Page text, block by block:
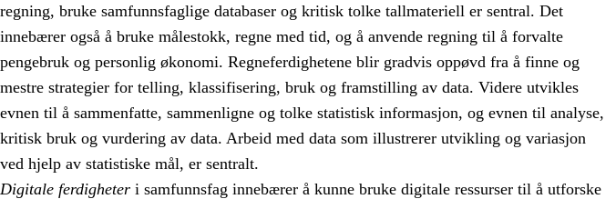
regning, bruke samfunnsfaglige databaser og kritisk tolke tallmateriell er sentral. Det
innebærer også å bruke målestokk, regne med tid, og å anvende regning til å forvalte
pengebruk og personlig økonomi. Regneferdighetene blir gradvis oppøvd fra å finne og
mestre strategier for telling, klassifisering, bruk og framstilling av data. Videre utvikles
evnen til å sammenfatte, sammenligne og tolke statistisk informasjon, og evnen til analyse,
kritisk bruk og vurdering av data. Arbeid med data som illustrerer utvikling og variasjon
ved hjelp av statistiske mål, er sentralt.
Digitale ferdigheter i samfunnsfag innebærer å kunne bruke digitale ressurser til å utforske